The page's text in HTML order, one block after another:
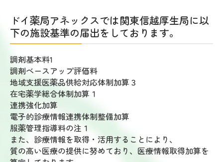
ドイ薬局アネックスでは関東信越厚生局に以
下の施設基準の届出をしております。
調剤基本料1
調剤ベースアップ評価料
地域支援医薬品供給対応体制加算３
在宅薬学総合体制加算１
連携強化加算
電子的診療情報連携体制整備加算
服薬管理指導料の注１
また、診療情報を取得・活用することにより、
質の高い医療の提供に努めており、医療情報取得加算を